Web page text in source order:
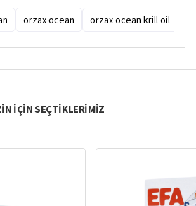
orzax ocean orzax ocean krill oil
IÇIN SEÇTIKLERIMIZ